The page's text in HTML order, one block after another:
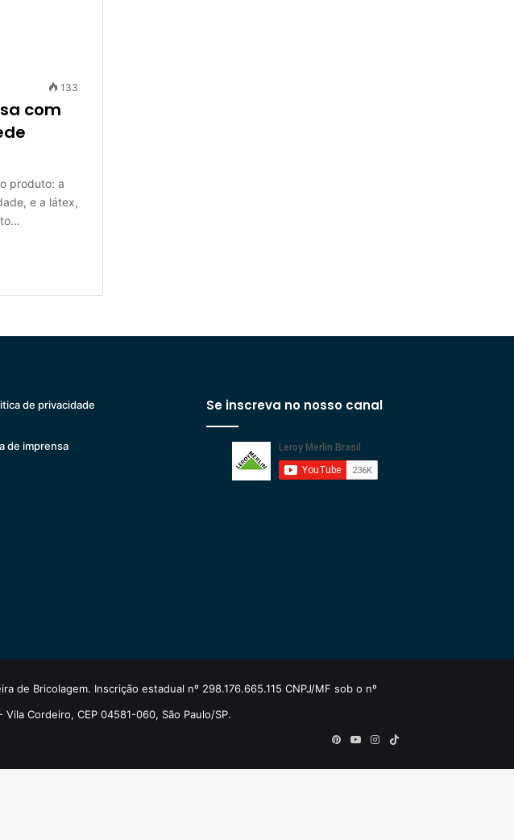
133
com
produto: a
e a látex,
de privacidade
de imprensa
Se inscreva no nosso canal
Bricolagem. Inscrição estadual nº 298.176.665.115 CNPJ/MF sob o nº
Cordeiro, CEP 04581-060, São Paulo/SP.
PinterestYouTubeInstagram
TikTok